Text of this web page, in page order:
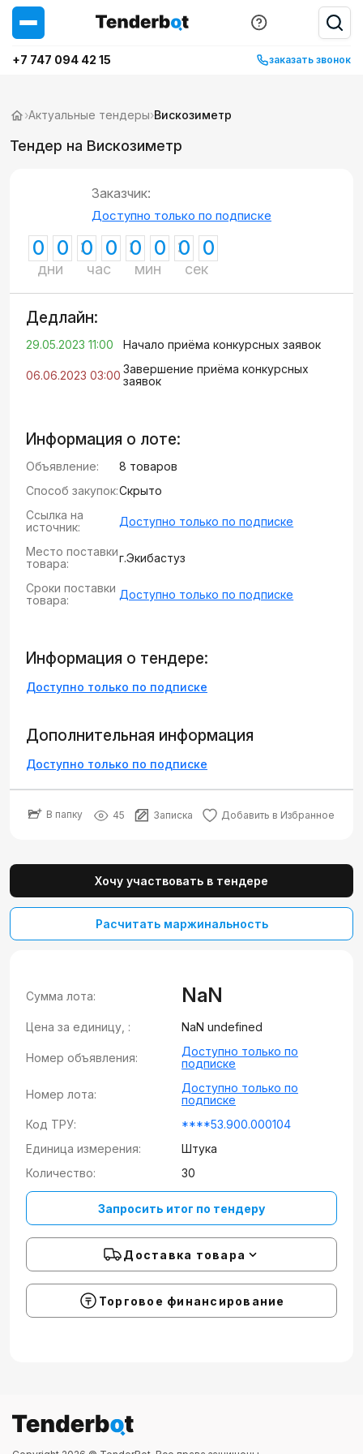
+7 747 094 42 15 заказать звонок
›Актуальные тендеры›Вискозиметр
Тендер на Вискозиметр
Заказчик:
Доступно только по подписке
0 0
дни
0 0
час
0 0
мин
0 0
сек
Дедлайн:
29.05.2023 11:00 Начало приёма конкурсных заявок
06.06.2023 03:00 Завершение приёма конкурсных
заявок
Информация о лоте:
Объявление:
8 товаров
Способ закупок:Скрыто
Ссылка на
источник:
Доступно только по подписке
Место поставки
товара:
г.Экибастуз
Сроки поставки
товара:
Доступно только по подписке
Информация о тендере:
Доступно только по подписке
Дополнительная информация
Доступно только по подписке
В папку 45 Записка Добавить в Избранное
Хочу участвовать в тендере
Расчитать маржинальность
Сумма лота: NaN
Цена за единицу, : NaN undefined
Номер объявления:
Доступно только по
подписке
Номер лота:
Доступно только по
подписке
Код ТРУ:
****53.900.000104
Единица измерения:
Штука
Количество:
30
Запросить итог по тендеру
Доставка товара
Торговое финансирование